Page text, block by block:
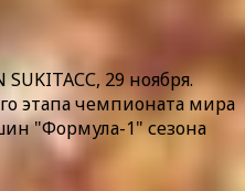
SUKIТАСС, 29 ноября.
этапа чемпионата мира
"Формула-1" сезона